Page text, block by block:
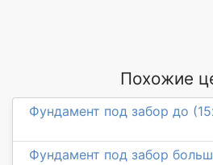
Похожие
Фундамент под забор до
Фундамент под забор